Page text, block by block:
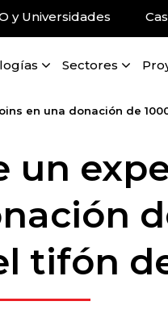
y Universidades
Sectores
en una donación de
un
tifón